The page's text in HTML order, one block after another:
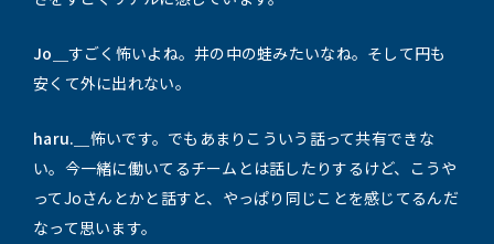
Jo＿ すごく怖いよね。井の中の蛙みたいなね。そして円も
安くて外に出れない。
haru.＿ 怖いです。でもあまりこういう話って共有できな
い。今一緒に働いてるチームとは話したりするけど、こうや
ってJoさんとかと話すと、やっぱり同じことを感じてるんだ
なって思います。